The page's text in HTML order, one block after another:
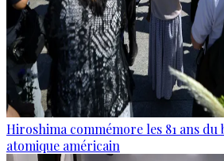
Hiroshima commémore les 81 ans
atomique américain